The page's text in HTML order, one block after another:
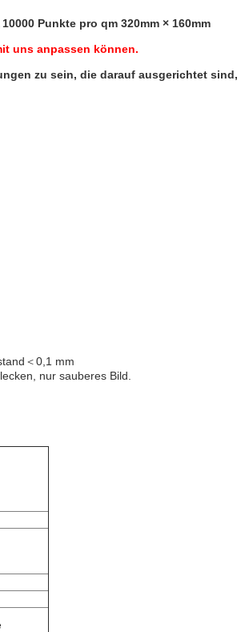
Punkte pro qm 320mm × 160mm
uns anpassen können.
zu sein, die darauf ausgerichtet
＜0,1 mm
nur sauberes Bild.